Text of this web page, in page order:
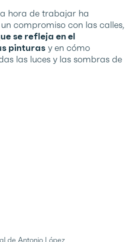
hora de trabajar ha
compromiso con las calles,
se refleja en el
pinturas y en cómo
las luces y las sombras de
de Antonio López